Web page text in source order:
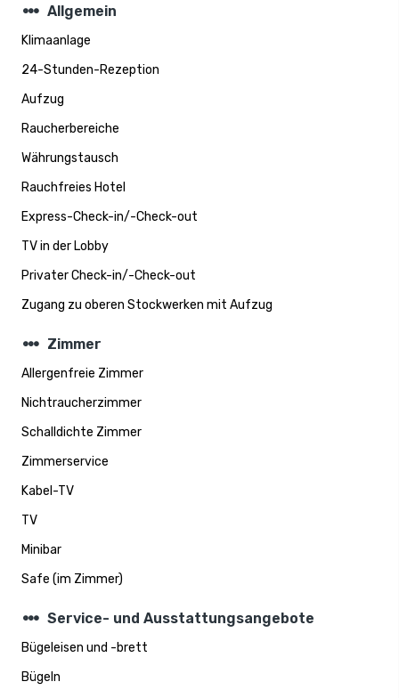
steppers Allgemein
Klimaanlage
24-Stunden-Rezeption
Aufzug
Raucherbereiche
Währungstausch
Rauchfreies Hotel
Express-Check-in/-Check-out
TV in der Lobby
Privater Check-in/-Check-out
Zugang zu oberen Stockwerken mit Aufzug
steppers Zimmer
Allergenfreie Zimmer
Nichtraucherzimmer
Schalldichte Zimmer
Zimmerservice
Kabel-TV
TV
Minibar
Safe (im Zimmer)
steppers Service- und Ausstattungsangebote
Bügeleisen und -brett
Bügeln